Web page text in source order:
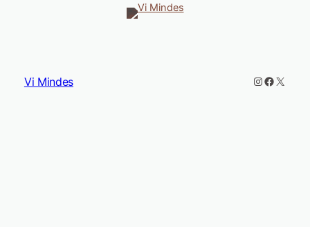
Vi Mindes Instagram
X